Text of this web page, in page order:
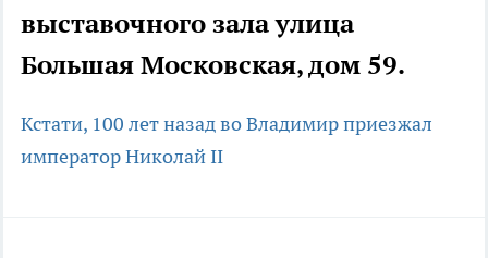
выставочного зала улица
Большая Московская, дом 59.
Кстати, 100 лет назад во Владимир приезжал
император Николай II